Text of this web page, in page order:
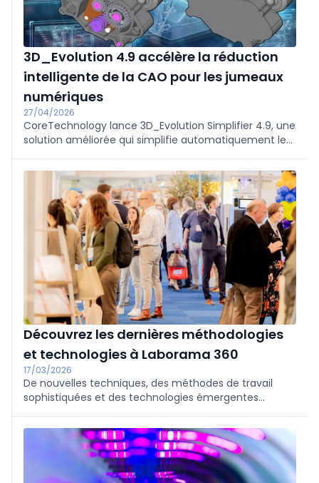
3D_Evolution 4.9 accélère la réduction
intelligente de la CAO pour les jumeaux
numériques
27/04/2026
CoreTechnology lance 3D_Evolution Simplifier 4.9, une
solution améliorée qui simplifie automatiquement les
numériques très performants. Le logiciel exploite des
informations de modèle supplémentaires telles que
les PMI, les attributs et les caractéristiques de
conception pour supprimer délibérément la
géométrie interne et créer des modèles "enveloppes"
: des solides légers et fermés qui peuvent être
rapidement visualisés et simulés tout en protégeant
la propriété intellectuelle. Cela permet d'accélérer le
traitement de grands assemblages et de soutenir des
applications telles que la RV, la simulation d'usine et
les maquettes numériques dans l'automobile et
l'aérospatiale, entre autres.
Découvrez les dernières méthodologies
et technologies à Laborama 360
17/03/2026
De nouvelles techniques, des méthodes de travail
sophistiquées et des technologies émergentes
rester à la pointe du progrès. Le concept de l'ancien
salon Laborama Expo a été entièrement revu pour
refléter ce dynamisme.